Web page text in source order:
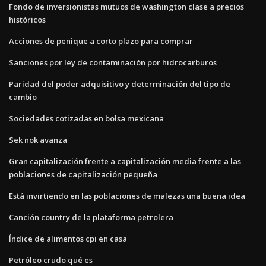
Fondo de inversionistas mutuos de washington clase a precios
históricos
Acciones de penique a corto plazo para comprar
Sanciones por ley de contaminación por hidrocarburos
Paridad del poder adquisitivo y determinación del tipo de
cambio
Sociedades cotizadas en bolsa mexicana
Sek nok avanza
Gran capitalización frente a capitalización media frente a las
poblaciones de capitalización pequeña
Está invirtiendo en las poblaciones de malezas una buena idea
Canción country de la plataforma petrolera
Índice de alimentos cpi en casa
Petróleo crudo qué es